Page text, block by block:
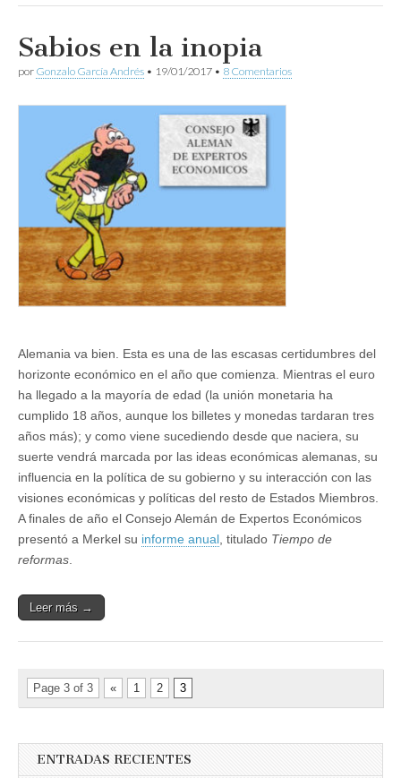
Sabios en la inopia
por Gonzalo García Andrés • 19/01/2017 • 8 Comentarios
Alemania va bien. Esta es una de las escasas certidumbres del
horizonte económico en el año que comienza. Mientras el euro
ha llegado a la mayoría de edad (la unión monetaria ha
cumplido 18 años, aunque los billetes y monedas tardaran tres
años más); y como viene sucediendo desde que naciera, su
suerte vendrá marcada por las ideas económicas alemanas, su
influencia en la política de su gobierno y su interacción con las
visiones económicas y políticas del resto de Estados Miembros.
A finales de año el Consejo Alemán de Expertos Económicos
presentó a Merkel su informe anual , titulado Tiempo de
reformas
Leer más →
Page 3 of 3 « 1 2 3
ENTRADAS RECIENTES